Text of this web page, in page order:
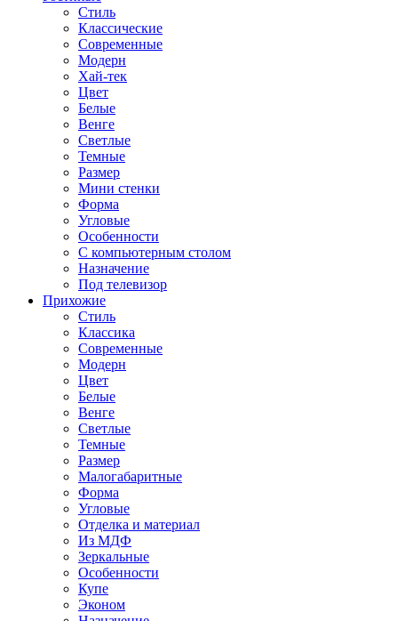
Стиль
Классические
Современные
Модерн
Хай-тек
Цвет
Белые
Венге
Светлые
Темные
Размер
Мини стенки
Форма
Угловые
Особенности
С компьютерным столом
Назначение
Под телевизор
Прихожие
Стиль
Классика
Современные
Модерн
Цвет
Белые
Венге
Светлые
Темные
Размер
Малогабаритные
Форма
Угловые
Отделка и материал
Из МДФ
Зеркальные
Особенности
Купе
Эконом